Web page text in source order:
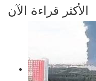
الأكثر قراءة الآن